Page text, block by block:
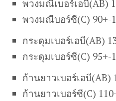
พวงมณีเบอร์เอบี(AB)
พวงมณีบอร์ซี(C) 90+-
กระดุมเบอร์เอบี(AB)
กระดุมเบอร์ซี(C)
ก้านยาวเบอร์เอบี(AB)
ก้านยาวเบอร์ซี(C)